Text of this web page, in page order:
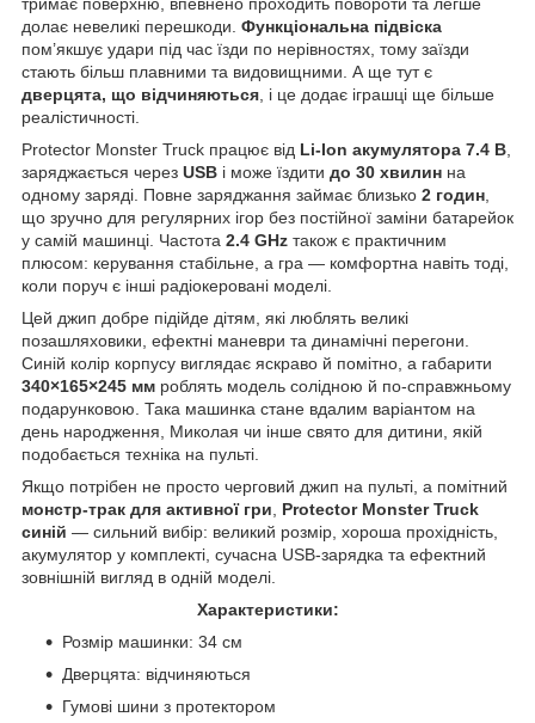
долає невеликі перешкоди. Функціональна підвіска
пом’якшує удари під час їзди по нерівностях, тому заїзди
стають більш плавними та видовищними. А ще тут є
дверцята, що відчиняються , і це додає іграшці ще більше
реалістичності.
Protector Monster Truck працює від Li-Ion акумулятора 7.4 В
заряджається через USB і може їздити до 30 хвилин на
одному заряді. Повне заряджання займає близько 2 годин
що зручно для регулярних ігор без постійної заміни батарейок
у самій машинці. Частота 2.4 GHz також є практичним
плюсом: керування стабільне, а гра — комфортна навіть тоді,
коли поруч є інші радіокеровані моделі.
Цей джип добре підійде дітям, які люблять великі
позашляховики, ефектні маневри та динамічні перегони.
Синій колір корпусу виглядає яскраво й помітно, а габарити
340×165×245 мм роблять модель солідною й по-справжньому
подарунковою. Така машинка стане вдалим варіантом на
день народження, Миколая чи інше свято для дитини, якій
подобається техніка на пульті.
Якщо потрібен не просто черговий джип на пульті, а помітний
монстр-трак для активної гри
Protector Monster Truck
синій — сильний вибір: великий розмір, хороша прохідність,
акумулятор у комплекті, сучасна USB-зарядка та ефектний
зовнішній вигляд в одній моделі.
Характеристики:
Розмір машинки: 34 см
Дверцята: відчиняються
Гумові шини з протектором